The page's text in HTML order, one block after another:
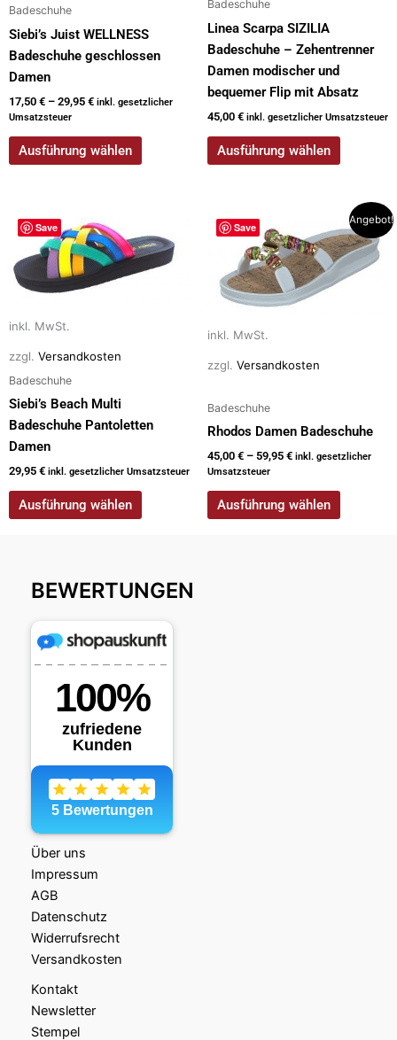
Badeschuhe
Siebi’s Juist WELLNESS
Badeschuhe geschlossen
Damen
17,50 € – 29,95 € inkl. gesetzlicher
Umsatzsteuer
Ausführung wählen
gewählt
werden
Badeschuhe
Linea Scarpa SIZILIA
Badeschuhe – Zehentrenner
Damen modischer und
bequemer Flip mit Absatz
45,00 € inkl. gesetzlicher Umsatzsteuer
Ausführung wählen
gewählt
werden
Save
inkl. MwSt.
zzgl. Versandkosten
Badeschuhe
Siebi’s Beach Multi
Badeschuhe Pantoletten
Damen
29,95 € inkl. gesetzlicher Umsatzsteuer
Ausführung wählen
Dieses
Produkt
weist
mehrere
auf.
Optionen
können
auf
der
Produktseite
gewählt
werden
Save
Angebot!
inkl. MwSt.
zzgl. Versandkosten
Badeschuhe
Rhodos Damen Badeschuhe
45,00 € – 59,95 € inkl. gesetzlicher
Umsatzsteuer
Ausführung wählen
Dieses
Produkt
mehrere
Varianten
Die
Optionen
auf
der
Produktseite
gewählt
werden
BEWERTUNGEN
Über uns
Impressum
AGB
Datenschutz
Widerrufsrecht
Versandkosten
Kontakt
Newsletter
Stempel